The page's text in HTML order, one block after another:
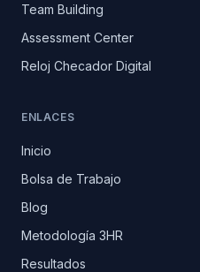
Team Building
Assessment Center
Reloj Checador Digital
ENLACES
Inicio
Bolsa de Trabajo
Blog
Metodología 3HR
Resultados